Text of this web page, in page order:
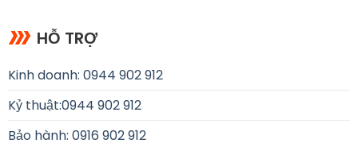
HỖ TRỢ
Kinh doanh: 0944 902 912
Kỷ thuật:0944 902 912
Bảo hành: 0916 902 912